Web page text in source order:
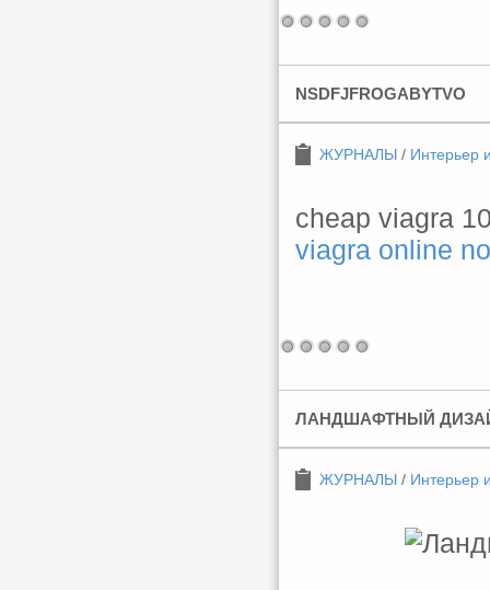
NSDFJFROGABYTVO
ЖУРНАЛЫ / Интерьер
cheap viagra
viagra online
ЛАНДШАФТНЫЙ
ЖУРНАЛЫ / Интерьер